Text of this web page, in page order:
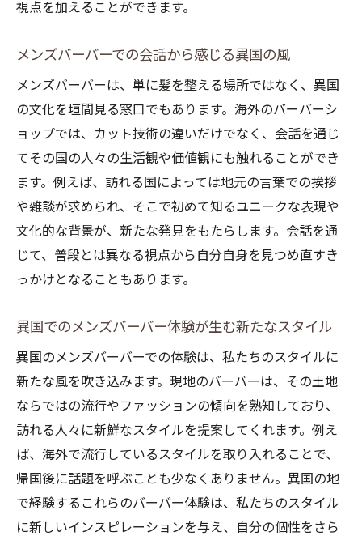
視点を加えることができます。
メンズバーバーでの会話から感じる異国の風
メンズバーバーは、単に髪を整える場所ではなく、異国
の文化を垣間見る窓口でもあります。海外のバーバーシ
ョップでは、カット技術の違いだけでなく、会話を通じ
てその国の人々の生活観や価値観にも触れることができ
ます。例えば、訪れる国によっては地元の言葉での挨拶
や雑談が求められ、そこで初めて知るユニークな表現や
文化的な背景が、新たな発見をもたらします。会話を通
じて、普段とは異なる視点から自分自身を見つめ直すき
っかけとなることもあります。
異国でのメンズバーバー体験が生む新たなスタイル
異国のメンズバーバーでの体験は、私たちのスタイルに
新たな風を吹き込みます。現地のバーバーは、その土地
ならではの流行やファッションの傾向を熟知しており、
訪れる人々に新鮮なスタイルを提案してくれます。例え
ば、海外で流行しているスタイルを取り入れることで、
帰国後に話題を呼ぶことも少なくありません。異国の地
で経験するこれらのバーバー体験は、私たちのスタイル
に新しいインスピレーションを与え、自分の個性をさら